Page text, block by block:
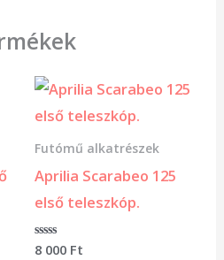
Futómű alkatrészek
Aprilia Scarabeo 125
első teleszkóp.
Értékelés:
8 000 Ft